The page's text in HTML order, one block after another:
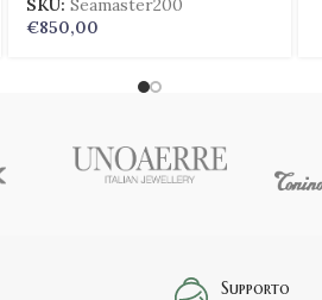
SKU: Seamaster200
€850,00
Supporto